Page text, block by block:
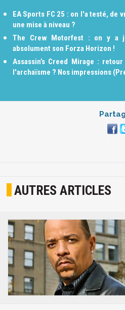
EA Sports FC 25 : on l'a testé, de
une mise à niveau ?
The Crew Motorfest : on y a
absolument son Forza Horizon !
Assassin’s Creed Mirage :
l'archaïsme ? Nos impressions
AUTRES ARTICLES